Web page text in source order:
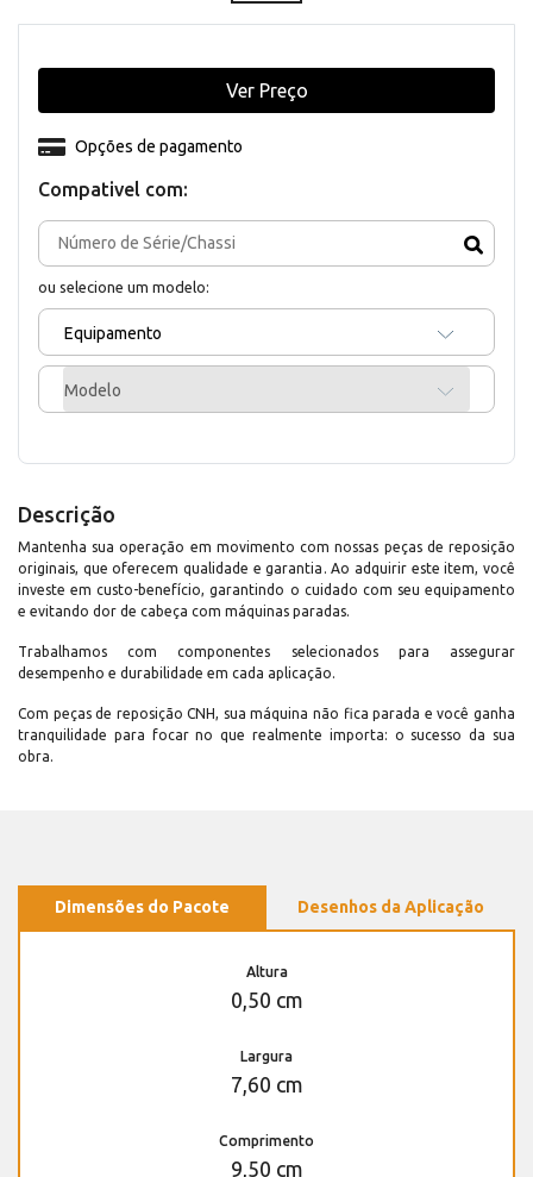
Compativel com:
ou selecione um modelo:
Equipamento
Modelo
Opções de pagamento
Ver Preço
Descrição
Mantenha sua operação em movimento com nossas peças de reposição
originais, que oferecem qualidade e garantia. Ao adquirir este item, você
investe em custo-benefício, garantindo o cuidado com seu equipamento
e evitando dor de cabeça com máquinas paradas.
Trabalhamos com componentes selecionados para assegurar
desempenho e durabilidade em cada aplicação.
Com peças de reposição CNH, sua máquina não fica parada e você ganha
tranquilidade para focar no que realmente importa: o sucesso da sua
obra.
Dimensões do Pacote Desenhos da Aplicação
Altura
0,50 cm
Largura
7,60 cm
Comprimento
9,50 cm